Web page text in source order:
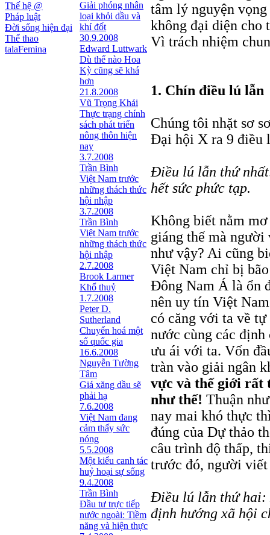
Thế hệ @
Pháp luật
Đời sống hiện đại
Thể thao
talaFemina
Giải phóng nhân
loại khỏi dầu và
khí đốt
30.9.2008
Edward Luttwark
Dù thế nào Hoa
Kỳ cũng sẽ khá
hơn
21.8.2008
Vũ Trọng Khải
Thực trạng chính
sách phát triển
nông thôn hiện
nay
3.7.2008
Trần Bình
Việt Nam trước
những thách thức
hội nhập
3.7.2008
Trần Bình
Việt Nam trước
những thách thức
hội nhập
2.7.2008
Brook Larmer
Khổ thuỷ
1.7.2008
Peter D.
Sutherland
Chuyển hoá một
số quốc gia
16.6.2008
Nguyễn Tường
Tâm
Giá xăng dầu sẽ
phải hạ
7.6.2008
Việt Nam đang
cảm thấy sức
nóng
5.5.2008
Một kiểu canh tác
huỷ hoại sự sống
9.4.2008
Trần Bình
Đầu tư trực tiếp
nước ngoài: Tiềm
năng và hiện thực
tâm lý nguyện
không đại diện cho
Vì trách nhiệm
1. Chín điều lú lẫn
Chúng tôi nhặt sơ
Đại hội X ra 9 điều
Điều lú lẫn thứ
hết sức phức tạp.
Không biết nằm
giáng thế mà người
như vậy? Ai cũng
Việt Nam chỉ bị
Đông Nam Á là ổn
nên uy tín Việt
có căng với ta về
nước cùng các định
ưu ái với ta. Vốn
tràn vào giải ngân
vực và thế giới rất
như thế! Thuận
nay mai khó thực
đúng của Dự thảo
câu trình độ thấp,
trước đó, người
Điều lú lẫn thứ hai:
định hướng xã hội